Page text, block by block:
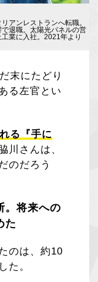
アンレストランへ転職。
退職。太陽光パネルの営
業に入社。2021年より
末にたどり
る左官とい
る『手に
川さんは、
のだろう
。将来への
た
のは、約10
た。